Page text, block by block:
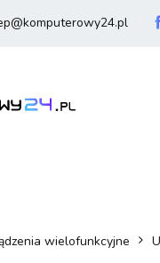
Komputery
Smartfony
wielofunkcyjne